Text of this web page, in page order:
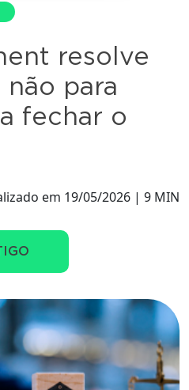
resolve
não para
fechar o
em 19/05/2026 | 9 MIN